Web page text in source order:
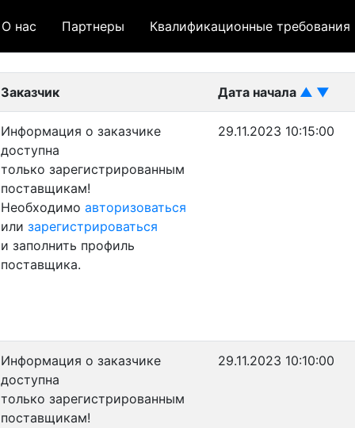
О нас Партнеры Квалификационные требования
Заказчик Дата начала ▲ ▼
Информация о заказчике
доступна
только зарегистрированным
поставщикам!
Необходимо авторизоваться
или зарегистрироваться
и заполнить профиль
поставщика.
29.11.2023 10:15:00
Информация о заказчике
доступна
только зарегистрированным
поставщикам!
29.11.2023 10:10:00